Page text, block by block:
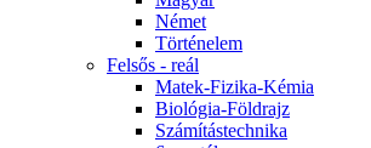
Német
Történelem
Felsős - reál
Matek-Fizika-Kémia
Biológia-Földrajz
Számítástechnika